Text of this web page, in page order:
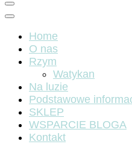
Home
O nas
Rzym
Watykan
Na luzie
Podstawowe
SKLEP
WSPARCIE BLOGA
Kontakt